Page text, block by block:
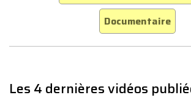
Documentaire
Les 4 dernières vidéos